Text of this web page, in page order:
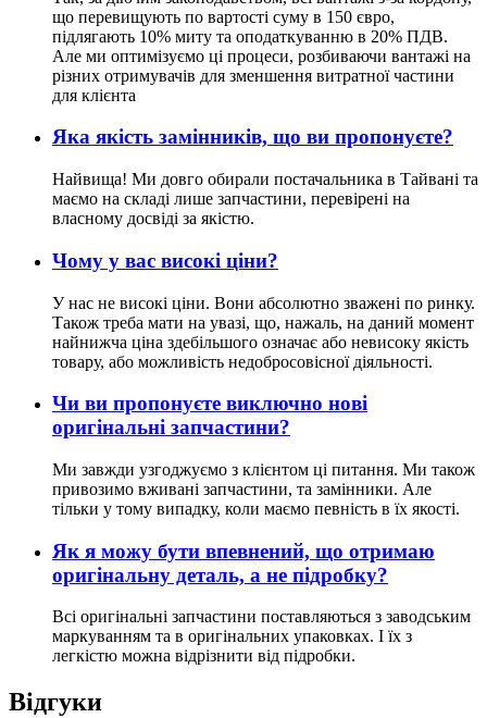
що перевищують по вартості суму в 150 євро,
підлягають 10% миту та оподаткуванню в 20% ПДВ.
Але ми оптимізуємо ці процеси, розбиваючи вантажі на
різних отримувачів для зменшення витратної частини
для клієнта
Яка якість замінників, що ви пропонуєте?
Найвища! Ми довго обирали постачальника в Тайвані та
маємо на складі лише запчастини, перевірені на
власному досвіді за якістю.
Чому у вас високі ціни?
У нас не високі ціни. Вони абсолютно зважені по ринку.
Також треба мати на увазі, що, нажаль, на даний момент
найнижча ціна здебільшого означає або невисоку якість
товару, або можливість недобросовісної діяльності.
Чи ви пропонуєте виключно нові
оригінальні запчастини?
Ми завжди узгоджуємо з клієнтом ці питання. Ми також
привозимо вживані запчастини, та замінники. Але
тільки у тому випадку, коли маємо певність в їх якості.
Як я можу бути впевнений, що отримаю
оригінальну деталь, а не підробку?
Всі оригінальні запчастини поставляються з заводським
маркуванням та в оригінальних упаковках. І їх з
легкістю можна відрізнити від підробки.
Відгуки